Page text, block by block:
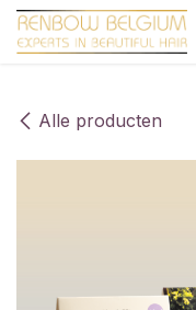
Overslaan naar inhoud
Alle producten